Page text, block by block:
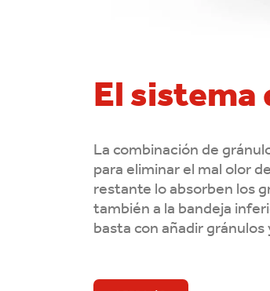
El sistema
La combinación de
para eliminar el mal olor
restante lo absorben los
también a la bandeja
basta con añadir